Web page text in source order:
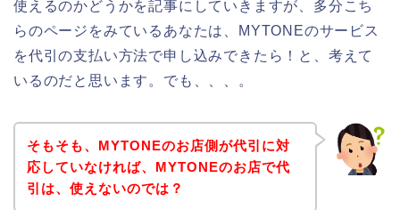
使えるのかどうかを記事にしていきますが、多分こち
らのページをみているあなたは、MYTONEのサービス
を代引の支払い方法で申し込みできたら！と、考えて
いるのだと思います。でも、、、。
そもそも、MYTONEのお店側が代引に対
応していなければ、MYTONEのお店で代
引は、使えないのでは？